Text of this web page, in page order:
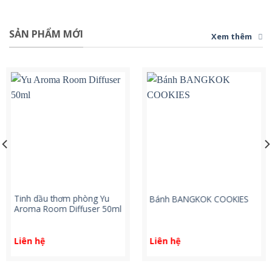
SẢN PHẨM MỚI Xem thêm
Tinh dầu thơm phòng Yu
Aroma Room Diffuser 50ml
Liên hệ
Bánh BANGKOK COOKIES
Liên hệ